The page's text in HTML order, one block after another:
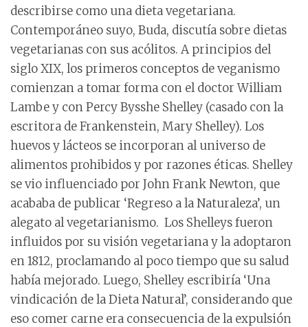
describirse como una dieta vegetariana.
Contemporáneo suyo, Buda, discutía sobre dietas
vegetarianas con sus acólitos. A principios del
siglo XIX, los primeros conceptos de veganismo
comienzan a tomar forma con el doctor William
Lambe y con Percy Bysshe Shelley (casado con la
escritora de Frankenstein, Mary Shelley). Los
huevos y lácteos se incorporan al universo de
alimentos prohibidos y por razones éticas. Shelley
se vio influenciado por John Frank Newton, que
acababa de publicar ‘Regreso a la Naturaleza’, un
alegato al vegetarianismo. Los Shelleys fueron
influidos por su visión vegetariana y la adoptaron
en 1812, proclamando al poco tiempo que su salud
había mejorado. Luego, Shelley escribiría ‘Una
vindicación de la Dieta Natural’, considerando que
eso comer carne era consecuencia de la expulsión